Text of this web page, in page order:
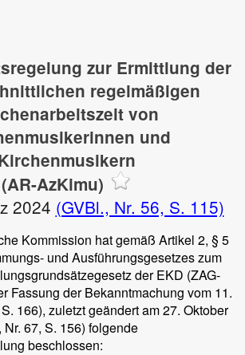
zur Ermittlung der
regelmäßigen
von
und
(AR-AzKimu)
2024 (GVBl., Nr. 56, S. 115)
Kommission hat gemäß Artikel 2, § 5
und Ausführungsgesetzes zum
der EKD (ZAG-
Fassung der Bekanntmachung vom 11.
166), zuletzt geändert am 27. Oktober
Nr. 67, S. 156) folgende
beschlossen: